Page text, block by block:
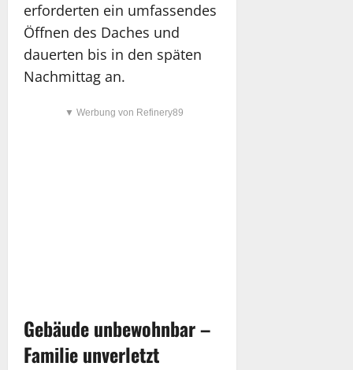
erforderten ein umfassendes
Öffnen des Daches und
dauerten bis in den späten
Nachmittag an.
▼ Werbung von Refinery89
Gebäude unbewohnbar –
Familie unverletzt